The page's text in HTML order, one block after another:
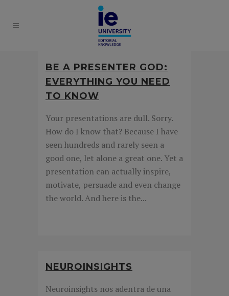
BE A PRESENTER GOD:
EVERYTHING YOU NEED
TO KNOW
Your presentations are dull. Sorry.
How do I know that? Because I have
seen hundreds and rarely seen a
good one, let alone a great one. Yet a
presentation can actually inspire,
motivate, persuade and even change
the world. And here is the...
NEUROINSIGHTS
Neuroinsights nos adentra de una